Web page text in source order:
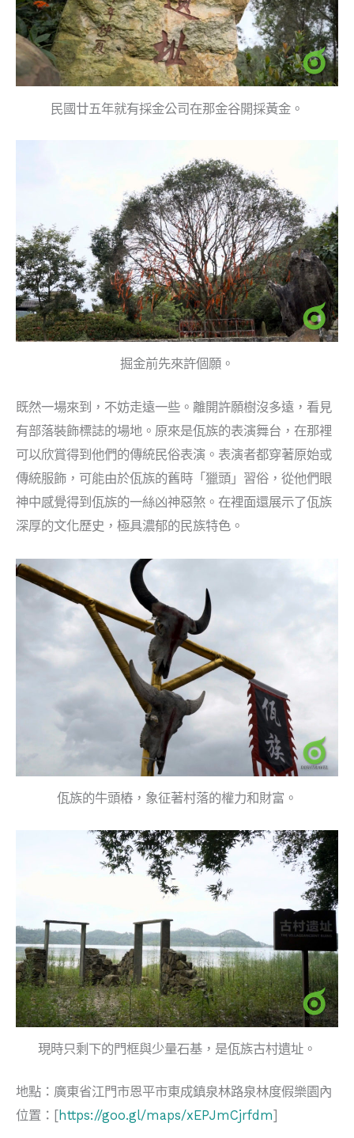
民國廿五年就有採金公司在那金谷開採黃金。
掘金前先來許個願。
既然一場來到，不妨走遠一些。離開許願樹沒多遠，看見
有部落裝飾標誌的場地。原來是佤族的表演舞台，在那裡
可以欣賞得到他們的傳統民俗表演。表演者都穿著原始或
傳統服飾，可能由於佤族的舊時「獵頭」習俗，從他們眼
神中感覺得到佤族的一絲凶神惡煞。在裡面還展示了佤族
深厚的文化歷史，極具濃郁的民族特色。
佤族的牛頭樁，象征著村落的權力和財富。
現時只剩下的門框與少量石基，是佤族古村遺址。
地點：廣東省江門市恩平市東成鎮泉林路泉林度假樂園內
位置：[ https://goo.gl/maps/xEPJmCjrfdm]